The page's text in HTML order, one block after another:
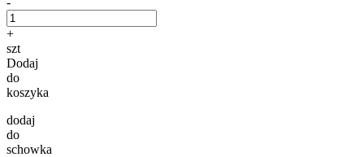
+
szt
Dodaj
do
koszyka
dodaj
do
schowka